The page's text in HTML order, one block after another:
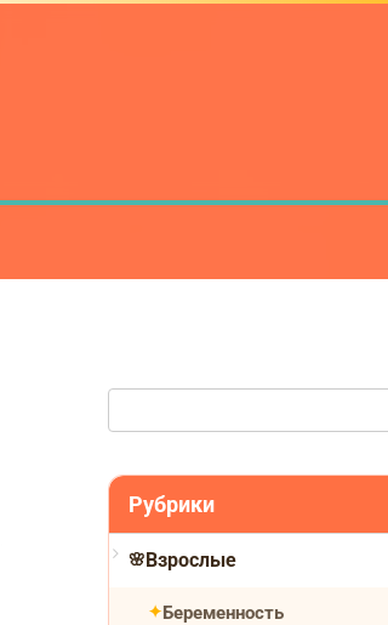
Рубрики
Взрослые
Беременность